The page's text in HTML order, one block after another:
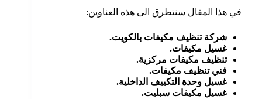
في هذا المقال سنتطرق الى هذه العناوين:
شركة تنظيف مكيفات بالكويت.
غسيل مكيفات.
تنظيف مكيفات مركزية.
فني تنظيف مكيفات.
غسيل وحدة التكييف الداخلية.
غسيل مكيفات سبليت.